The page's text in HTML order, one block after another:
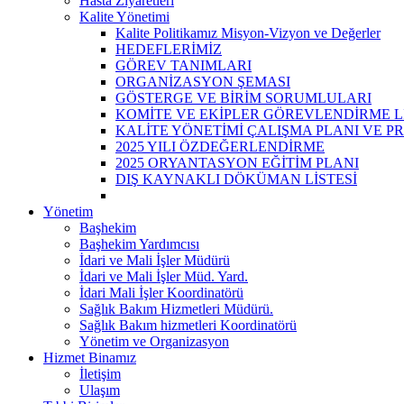
Kalite Yönetimi
Kalite Politikamız Misyon-Vizyon ve Değerler
HEDEFLERİMİZ
GÖREV TANIMLARI
ORGANİZASYON ŞEMASI
GÖSTERGE VE BİRİM SORUMLULARI
KOMİTE VE EKİPLER GÖREVLENDİRME
KALİTE YÖNETİMİ ÇALIŞMA PLANI VE
2025 YILI ÖZDEĞERLENDİRME
2025 ORYANTASYON EĞİTİM PLANI
DIŞ KAYNAKLI DÖKÜMAN LİSTESİ
Yönetim
Başhekim
Başhekim Yardımcısı
İdari ve Mali İşler Müdürü
İdari ve Mali İşler Müd. Yard.
İdari Mali İşler Koordinatörü
Sağlık Bakım Hizmetleri Müdürü.
Sağlık Bakım hizmetleri Koordinatörü
Yönetim ve Organizasyon
Hizmet Binamız
İletişim
Ulaşım